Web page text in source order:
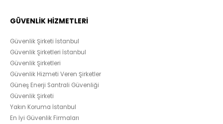
GÜVENLİK HİZMETLERİ
Güvenlik Şirketi İstanbul
Güvenlik Şirketleri İstanbul
Güvenlik Şirketleri
Güvenlik Hizmeti Veren Şirketler
Güneş Enerji Santrali Güvenliği
Güvenlik Şirketi
Yakın Koruma İstanbul
En İyi Güvenlik Firmaları